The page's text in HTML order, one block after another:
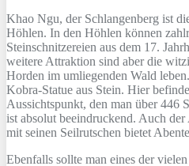
Khao Ngu, der Schlangenberg ist
Höhlen. In den Höhlen können
Steinschnitzereien aus dem 17.
weitere Attraktion sind aber die
Horden im umliegenden Wald
Kobra-Statue aus Stein. Hier
Aussichtspunkt, den man über 446
ist absolut beeindruckend. Auch
mit seinen Seilrutschen bietet
Ebenfalls sollte man eines der